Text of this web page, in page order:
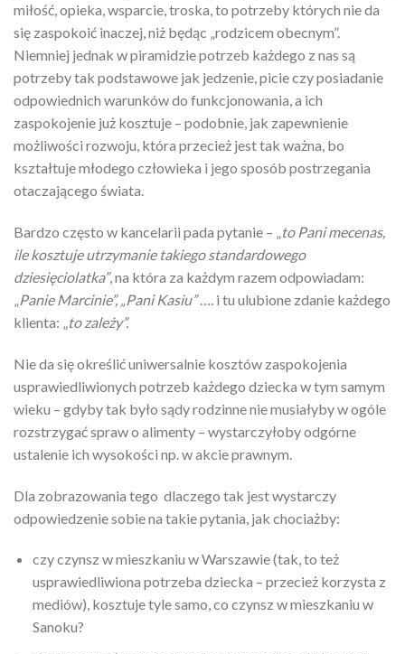
miłość, opieka, wsparcie, troska, to potrzeby których nie da
się zaspokoić inaczej, niż będąc „rodzicem obecnym”.
Niemniej jednak w piramidzie potrzeb każdego z nas są
potrzeby tak podstawowe jak jedzenie, picie czy posiadanie
odpowiednich warunków do funkcjonowania, a ich
zaspokojenie już kosztuje – podobnie, jak zapewnienie
możliwości rozwoju, która przecież jest tak ważna, bo
kształtuje młodego człowieka i jego sposób postrzegania
otaczającego świata.
Bardzo często w kancelarii pada pytanie – „to Pani mecenas,
ile kosztuje utrzymanie takiego standardowego
dziesięciolatka”, na która za każdym razem odpowiadam:
„Panie Marcinie”, „Pani Kasiu”…. i tu ulubione zdanie każdego
klienta: „to zależy”.
Nie da się określić uniwersalnie kosztów zaspokojenia
usprawiedliwionych potrzeb każdego dziecka w tym samym
wieku – gdyby tak było sądy rodzinne nie musiałyby w ogóle
rozstrzygać spraw o alimenty – wystarczyłoby odgórne
ustalenie ich wysokości np. w akcie prawnym.
Dla zobrazowania tego dlaczego tak jest wystarczy
odpowiedzenie sobie na takie pytania, jak chociażby:
czy czynsz w mieszkaniu w Warszawie (tak, to też
usprawiedliwiona potrzeba dziecka – przecież korzysta z
mediów), kosztuje tyle samo, co czynsz w mieszkaniu w
Sanoku?